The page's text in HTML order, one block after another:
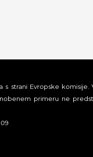
strani Evropske komisije.
primeru ne